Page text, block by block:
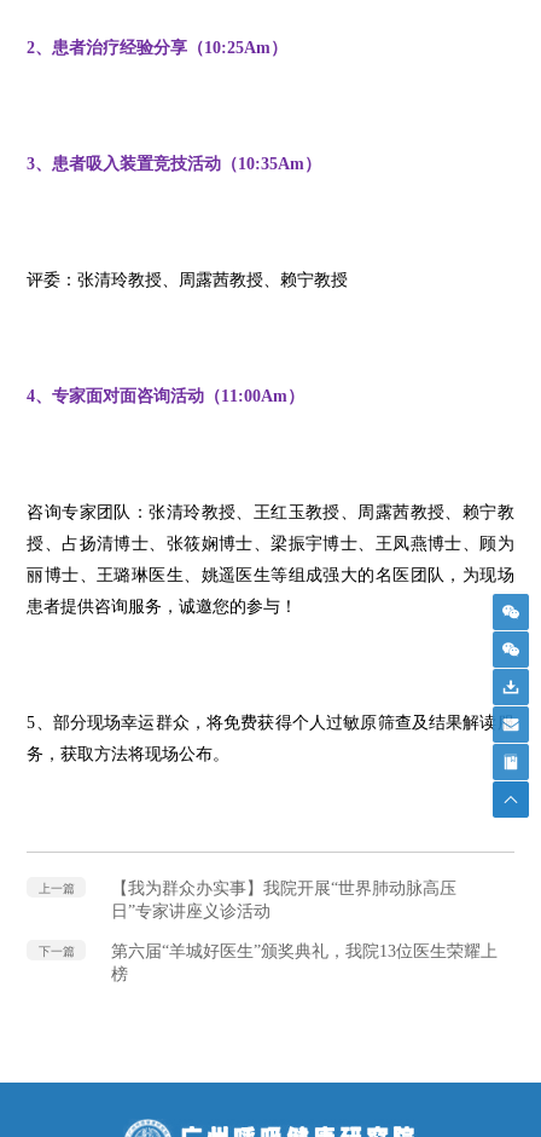
2、患者治疗经验分享（10:25Am）
3、患者吸入装置竞技活动（10:35Am）
评委：张清玲教授、周露茜教授、赖宁教授
4、专家面对面咨询活动（11:00Am）
咨询专家团队：张清玲教授、王红玉教授、周露茜教授、赖宁教
授、占扬清博士、张筱娴博士、梁振宇博士、王凤燕博士、顾为
丽博士、王璐琳医生、姚遥医生等组成强大的名医团队，为现场
患者提供咨询服务，诚邀您的参与！
5、部分现场幸运群众，将免费获得个人过敏原筛查及结果解读服
务，获取方法将现场公布。
上一篇
【我为群众办实事】我院开展“世界肺动脉高压
日”专家讲座义诊活动
下一篇
第六届“羊城好医生”颁奖典礼，我院13位医生荣耀上
榜